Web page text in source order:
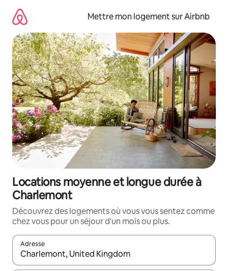
directement
contenu
Mettre mon logement sur Airbnb
Locations moyenne et longue durée à
Charlemont
Découvrez des logements où vous vous sentez comme
chez vous pour un séjour d'un mois ou plus.
Adresse
Lorsque les résultats s'affichent, utilisez les flèches vers le